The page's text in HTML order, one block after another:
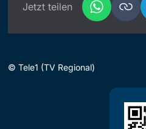
Jetzt teilen
© Tele1 (TV Regional)